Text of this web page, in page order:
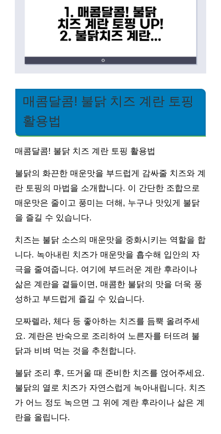
매콤달콤! 불닭 치즈 계란 토핑
활용법
매콤달콤! 불닭 치즈 계란 토핑 활용법
불닭의 화끈한 매운맛을 부드럽게 감싸줄 치즈와 계
란 토핑의 마법을 소개합니다. 이 간단한 조합으로
매운맛은 줄이고 풍미는 더해, 누구나 맛있게 불닭
을 즐길 수 있습니다.
치즈는 불닭 소스의 매운맛을 중화시키는 역할을 합
니다. 녹아내린 치즈가 매운맛을 흡수해 입안의 자
극을 줄여줍니다. 여기에 부드러운 계란 후라이나
삶은 계란을 곁들이면, 매콤한 불닭의 맛을 더욱 풍
성하고 부드럽게 즐길 수 있습니다.
모짜렐라, 체다 등 좋아하는 치즈를 듬뿍 올려주세
요. 계란은 반숙으로 조리하여 노른자를 터뜨려 불
닭과 비벼 먹는 것을 추천합니다.
불닭 조리 후, 뜨거울 때 준비한 치즈를 얹어주세요.
불닭의 열로 치즈가 자연스럽게 녹아내립니다. 치즈
가 어느 정도 녹으면 그 위에 계란 후라이나 삶은 계
란을 올립니다.